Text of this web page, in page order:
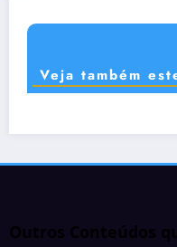
Veja também
Outros Conteúdos